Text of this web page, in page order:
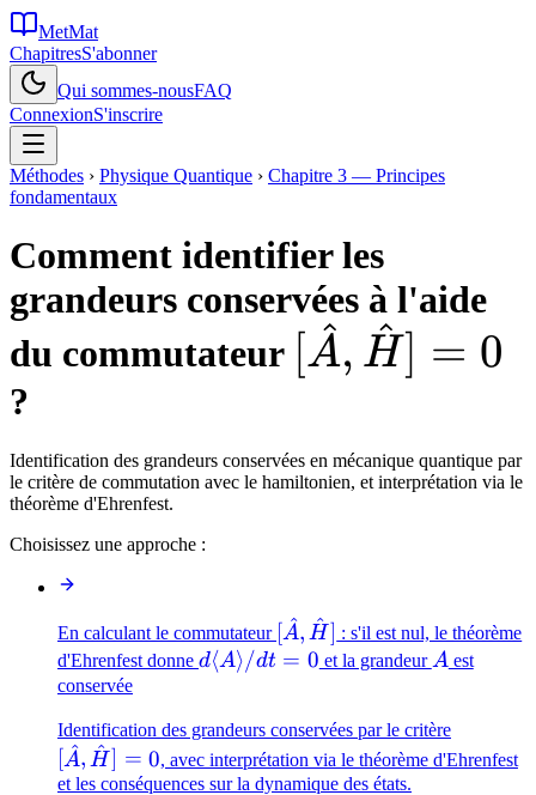
MetMat
ChapitresS'abonner
Qui sommes-nousFAQ
ConnexionS'inscrire
Méthodes › Physique Quantique › Chapitre 3 — Principes
fondamentaux
Comment identifier les
grandeurs conservées à l'aide
du commutateur [A
^, H
^] = 0
?
Identification des grandeurs conservées en mécanique quantique par
le critère de commutation avec le hamiltonien, et interprétation via le
théorème d'Ehrenfest.
Choisissez une approche :
En calculant le commutateur [\hat{A},\hat{H}]
[A
^, H
^] : s'il est nul, le théorème
d'Ehrenfest donne d\langle
d⟨A⟩/dt = 0 et la grandeurA
A est
conservée
Identification des grandeurs conservées par le critère
= 0
[A
^, H
^] = 0, avec interprétation via le théorème d'Ehrenfest
et les conséquences sur la dynamique des états.